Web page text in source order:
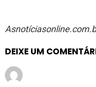
DEIXE UM